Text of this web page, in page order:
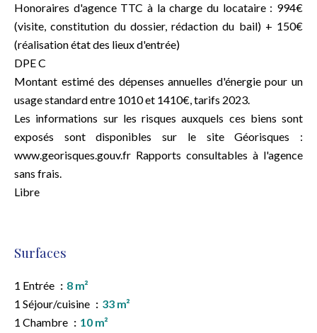
Honoraires d'agence TTC à la charge du locataire : 994€
(visite, constitution du dossier, rédaction du bail) + 150€
(réalisation état des lieux d'entrée)
DPE C
Montant estimé des dépenses annuelles d'énergie pour un
usage standard entre 1010 et 1410€, tarifs 2023.
Les informations sur les risques auxquels ces biens sont
exposés sont disponibles sur le site Géorisques :
www.georisques.gouv.fr Rapports consultables à l'agence
sans frais.
Libre
Surfaces
1 Entrée
8 m²
1 Séjour/cuisine
33 m²
1 Chambre
10 m²